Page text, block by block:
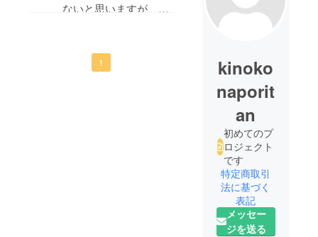
ないと思いますが、応
1
kinoko
naporit
an
初めてのプ
ロジェクト
です
特定商取引
法に基づく
表記
メッセー
ジを送る